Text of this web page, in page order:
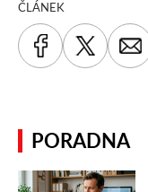
ČLÁNEK
PORADNA